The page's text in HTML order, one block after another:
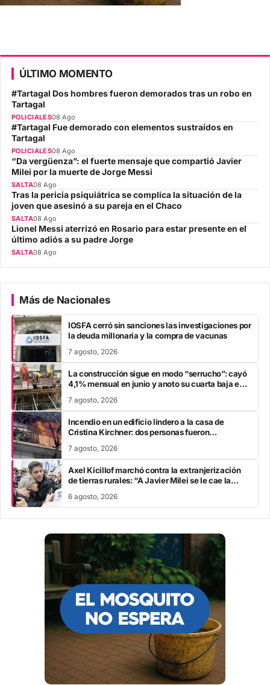
ÚLTIMO MOMENTO
#Tartagal Dos hombres fueron demorados tras un robo en
Tartagal
POLICIALES08 Ago
#Tartagal Fue demorado con elementos sustraídos en
Tartagal
POLICIALES08 Ago
“Da vergüenza”: el fuerte mensaje que compartió Javier
Milei por la muerte de Jorge Messi
SALTA08 Ago
Tras la pericia psiquiátrica se complica la situación de la
joven que asesinó a su pareja en el Chaco
SALTA08 Ago
Lionel Messi aterrizó en Rosario para estar presente en el
último adiós a su padre Jorge
SALTA08 Ago
Más de Nacionales
IOSFA cerró sin sanciones las investigaciones por
la deuda millonaria y la compra de vacunas
7 agosto, 2026
La construcción sigue en modo “serrucho”: cayó
4,1% mensual en junio y anoto su cuarta baja en
7 agosto, 2026
Incendio en un edificio lindero a la casa de
Cristina Kirchner: dos personas fueron
7 agosto, 2026
Axel Kicillof marchó contra la extranjerización
de tierras rurales: “A Javier Milei se le cae la
6 agosto, 2026